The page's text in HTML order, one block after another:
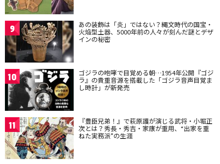
9 あの装飾は「炎」ではない？縄文時代の国宝・
火焔型土器、5000年前の人々が刻んだ謎とデザ
インの秘密
10 ゴジラの咆哮で目覚める朝…1954年公開『ゴジ
ラ』の貴重音源を搭載した「ゴジラ音声目覚ま
し時計」が新発売
11 『豊臣兄弟！』で萩原護が演じる武将・小堀正
次とは？秀長・秀吉・家康が重用、“出家を重
ねた実務派”の生涯